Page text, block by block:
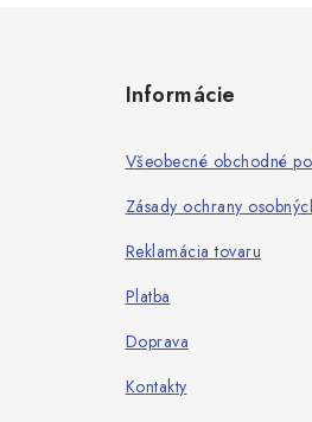
Informácie
Všeobecné obchodné
Zásady ochrany
Reklamácia tovaru
Platba
Doprava
Kontakty